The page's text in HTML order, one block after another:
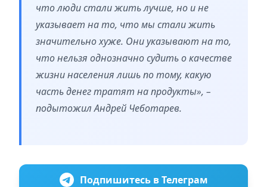
что люди стали жить лучше, но и не
указывает на то, что мы стали жить
значительно хуже. Они указывают на то,
что нельзя однозначно судить о качестве
жизни населения лишь по тому, какую
часть денег тратят на продукты», –
подытожил Андрей Чеботарев.
Подпишитесь в Телеграм